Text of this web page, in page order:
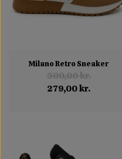
Milano Retro Sneaker
300,00 kr.
279,00 kr.